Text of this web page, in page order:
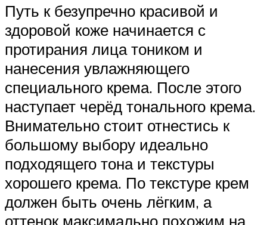
Путь к безупречно красивой и
здоровой коже начинается с
протирания лица тоником и
нанесения увлажняющего
специального крема. После этого
наступает черёд тонального крема.
Внимательно стоит отнестись к
большому выбору идеально
подходящего тона и текстуры
хорошего крема. По текстуре крем
должен быть очень лёгким, а
оттенок максимально похожим на